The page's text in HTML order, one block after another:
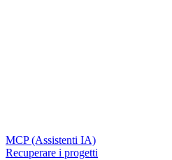
MCP (Assistenti IA)
Recuperare i progetti